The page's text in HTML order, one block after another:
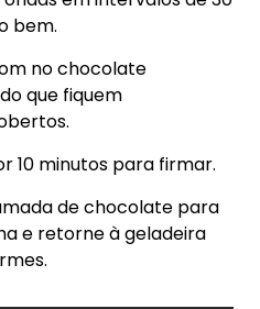
bem.
no chocolate
que fiquem
10 minutos para firmar.
de chocolate para
e retorne à geladeira